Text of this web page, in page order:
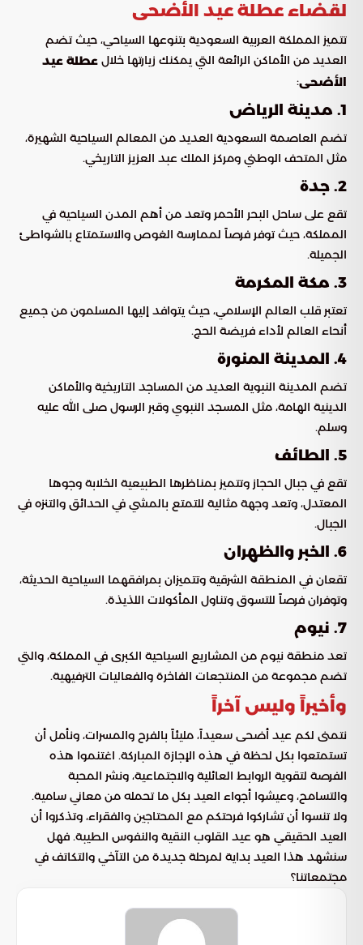
لقضاء عطلة عيد الأضحى
تتميز المملكة العربية السعودية بتنوعها السياحي، حيث تضم
العديد من الأماكن الرائعة التي يمكنك زيارتها خلال عطلة عيد
الأضحى:
1. مدينة الرياض
تضم العاصمة السعودية العديد من المعالم السياحية الشهيرة،
مثل المتحف الوطني ومركز الملك عبد العزيز التاريخي.
2. جدة
تقع على ساحل البحر الأحمر وتعد من أهم المدن السياحية في
المملكة، حيث توفر فرصاً لممارسة الغوص والاستمتاع بالشواطئ
الجميلة.
3. مكة المكرمة
تعتبر قلب العالم الإسلامي، حيث يتوافد إليها المسلمون من جميع
أنحاء العالم لأداء فريضة الحج.
4. المدينة المنورة
تضم المدينة النبوية العديد من المساجد التاريخية والأماكن
الدينية الهامة، مثل المسجد النبوي وقبر الرسول صلى الله عليه
وسلم.
5. الطائف
تقع في جبال الحجاز وتتميز بمناظرها الطبيعية الخلابة وجوها
المعتدل، وتعد وجهة مثالية للتمتع بالمشي في الحدائق والتنزه في
الجبال.
6. الخبر والظهران
تقعان في المنطقة الشرقية وتتميزان بمرافقهما السياحية الحديثة،
وتوفران فرصاً للتسوق وتناول المأكولات اللذيذة.
7. نيوم
تعد منطقة نيوم من المشاريع السياحية الكبرى في المملكة، والتي
تضم مجموعة من المنتجعات الفاخرة والفعاليات الترفيهية.
وأخيراً وليس آخراً
نتمنى لكم عيد أضحى سعيداً، مليئاً بالفرح والمسرات، ونأمل أن
تستمتعوا بكل لحظة في هذه الإجازة المباركة. اغتنموا هذه
الفرصة لتقوية الروابط العائلية والاجتماعية، ونشر المحبة
والتسامح، وعيشوا أجواء العيد بكل ما تحمله من معاني سامية.
ولا تنسوا أن تشاركوا فرحتكم مع المحتاجين والفقراء، وتذكروا أن
العيد الحقيقي هو عيد القلوب النقية والنفوس الطيبة. فهل
سنشهد هذا العيد بداية لمرحلة جديدة من التآخي والتكاتف في
مجتمعاتنا؟